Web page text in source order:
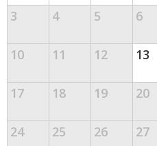
3 4 5 6
10 11 12 13
17 18 19 20
24 25 26 27